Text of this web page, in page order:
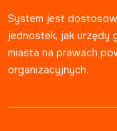
System jest
jednostek, jak urzędy
miasta na prawach
organizacyjnych.